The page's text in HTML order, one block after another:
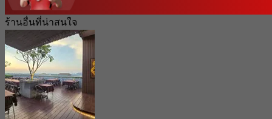
ร้านอื่นที่น่าสนใจ